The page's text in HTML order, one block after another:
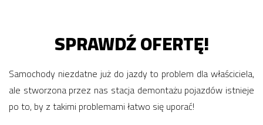
SPRAWDŹ OFERTĘ!
Samochody niezdatne już do jazdy to problem dla właściciela,
ale stworzona przez nas stacja demontażu pojazdów istnieje
po to, by z takimi problemami łatwo się uporać!